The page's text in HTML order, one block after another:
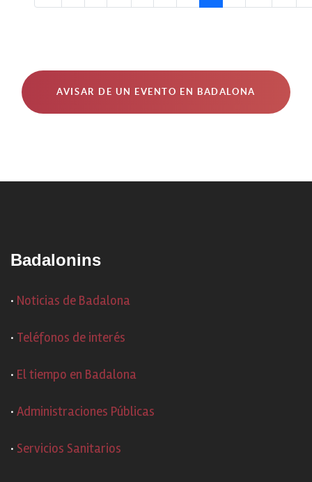
AVISAR DE UN EVENTO EN BADALONA
Badalonins
· Noticias de Badalona
· Teléfonos de interés
· El tiempo en Badalona
· Administraciones Públicas
· Servicios Sanitarios